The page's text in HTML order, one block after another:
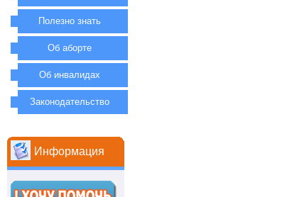
Полезно знать
Об аборте
Об инвалидах
Законодательство
Информация